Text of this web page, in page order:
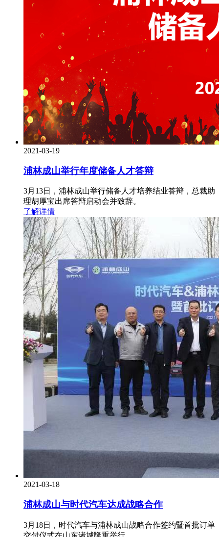
2021-03-19
浦林成山举行年度储备人才答辩
3月13日，浦林成山举行储备人才培养结业答辩，总裁助
理胡厚宝出席答辩启动会并致辞。
了解详情
2021-03-18
浦林成山与时代汽车达成战略合作
3月18日，时代汽车与浦林成山战略合作签约暨首批订单
交付仪式在山东诸城隆重举行。